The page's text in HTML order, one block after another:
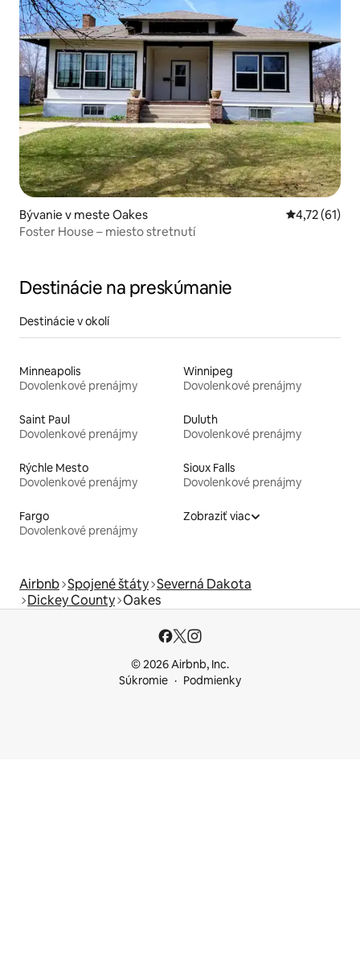
Bývanie v meste Oakes Priemerné
4,72 (61)
Foster House – miesto stretnutí
Destinácie na preskúmanie
Destinácie v okolí
Minneapolis
Dovolenkové prenájmy
Winnipeg
Dovolenkové prenájmy
Saint Paul
Dovolenkové prenájmy
Duluth
Dovolenkové prenájmy
Rýchle Mesto
Dovolenkové prenájmy
Sioux Falls
Dovolenkové prenájmy
Fargo
Dovolenkové prenájmy
Zobraziť viac
Airbnb Spojené štáty Severná Dakota
Dickey County Oakes
© 2026 Airbnb, Inc.
Súkromie
Podmienky